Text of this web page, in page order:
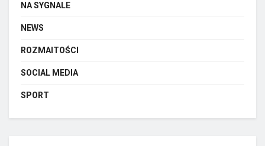
NA SYGNALE
NEWS
ROZMAITOŚCI
SOCIAL MEDIA
SPORT